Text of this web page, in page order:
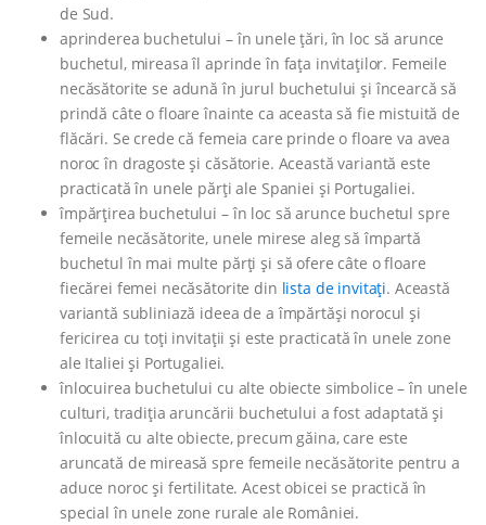
de Sud.
aprinderea buchetului – în unele țări, în loc să arunce
buchetul, mireasa îl aprinde în fața invitaților. Femeile
necăsătorite se adună în jurul buchetului și încearcă să
prindă câte o floare înainte ca aceasta să fie mistuită de
flăcări. Se crede că femeia care prinde o floare va avea
noroc în dragoste și căsătorie. Această variantă este
practicată în unele părți ale Spaniei și Portugaliei.
împărțirea buchetului – în loc să arunce buchetul spre
femeile necăsătorite, unele mirese aleg să împartă
buchetul în mai multe părți și să ofere câte o floare
fiecărei femei necăsătorite din lista de invitați. Această
variantă subliniază ideea de a împărtăși norocul și
fericirea cu toți invitații și este practicată în unele zone
ale Italiei și Portugaliei.
înlocuirea buchetului cu alte obiecte simbolice – în unele
culturi, tradiția aruncării buchetului a fost adaptată și
înlocuită cu alte obiecte, precum găina, care este
aruncată de mireasă spre femeile necăsătorite pentru a
aduce noroc și fertilitate. Acest obicei se practică în
special în unele zone rurale ale României.